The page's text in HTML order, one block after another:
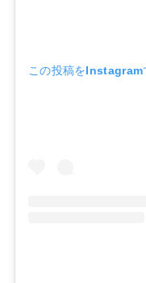
この投稿をInstagram